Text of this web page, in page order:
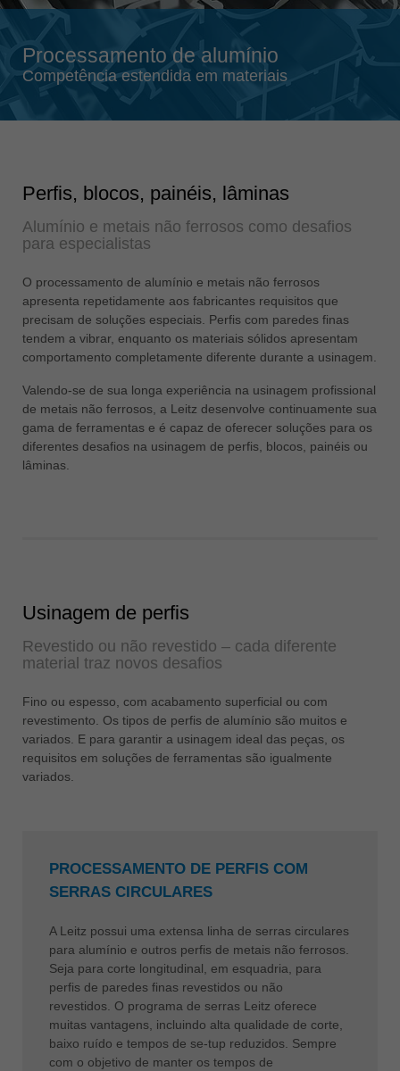
Singapore
english
Slovenija
slovenski
türkçe
english
Việt Nam
tiếng việt
中文
ประเทศไทย
ไทย
Processamento de alumínio
Competência estendida em materiais
Perfis, blocos, painéis, lâminas
Alumínio e metais não ferrosos como desafios
para especialistas
O processamento de alumínio e metais não ferrosos
apresenta repetidamente aos fabricantes requisitos que
precisam de soluções especiais. Perfis com paredes finas
tendem a vibrar, enquanto os materiais sólidos apresentam
comportamento completamente diferente durante a usinagem.
Valendo-se de sua longa experiência na usinagem profissional
de metais não ferrosos, a Leitz desenvolve continuamente sua
gama de ferramentas e é capaz de oferecer soluções para os
diferentes desafios na usinagem de perfis, blocos, painéis ou
lâminas.
Usinagem de perfis
Revestido ou não revestido – cada diferente
material traz novos desafios
Fino ou espesso, com acabamento superficial ou com
revestimento. Os tipos de perfis de alumínio são muitos e
variados. E para garantir a usinagem ideal das peças, os
requisitos em soluções de ferramentas são igualmente
variados.
PROCESSAMENTO DE PERFIS COM
SERRAS CIRCULARES
A Leitz possui uma extensa linha de serras circulares
para alumínio e outros perfis de metais não ferrosos.
Seja para corte longitudinal, em esquadria, para
perfis de paredes finas revestidos ou não
revestidos. O programa de serras Leitz oferece
muitas vantagens, incluindo alta qualidade de corte,
baixo ruído e tempos de se-tup reduzidos. Sempre
com o objetivo de manter os tempos de